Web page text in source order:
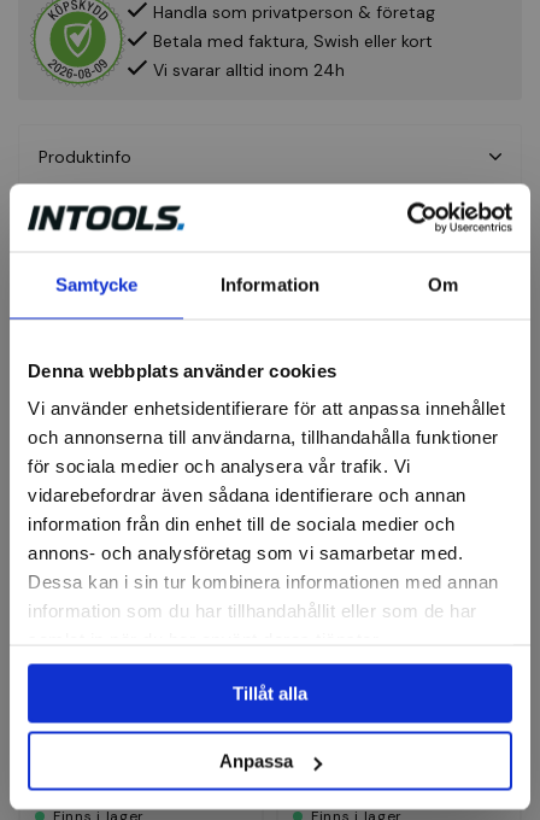
Samtycke Information Om
Denna webbplats använder cookies
Vi använder enhetsidentifierare för att anpassa innehållet
och annonserna till användarna, tillhandahålla funktioner
för sociala medier och analysera vår trafik. Vi
vidarebefordrar även sådana identifierare och annan
information från din enhet till de sociala medier och
annons- och analysföretag som vi samarbetar med.
Dessa kan i sin tur kombinera informationen med annan
information som du har tillhandahållit eller som de har
Tillåt alla
Anpassa
Handla som privatperson & företag
Betala med faktura, Swish eller kort
Vi svarar alltid inom 24h
Produktinfo
Fråga om produkt
Recensioner
80 kr
Finns i lager
Zirkon, 180mm
119 kr
Finns i lager